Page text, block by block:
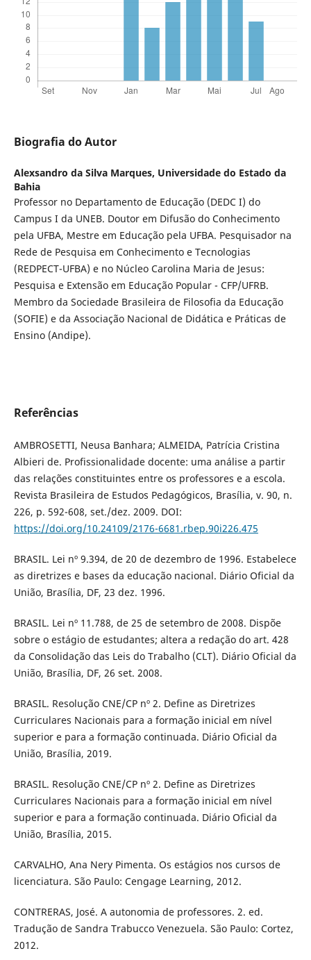
Biografia do Autor
Alexsandro da Silva Marques, Universidade do Estado da
Bahia
Professor no Departamento de Educação (DEDC I) do
Campus I da UNEB. Doutor em Difusão do Conhecimento
pela UFBA, Mestre em Educação pela UFBA. Pesquisador na
Rede de Pesquisa em Conhecimento e Tecnologias
(REDPECT-UFBA) e no Núcleo Carolina Maria de Jesus:
Pesquisa e Extensão em Educação Popular - CFP/UFRB.
Membro da Sociedade Brasileira de Filosofia da Educação
(SOFIE) e da Associação Nacional de Didática e Práticas de
Ensino (Andipe).
Referências
AMBROSETTI, Neusa Banhara; ALMEIDA, Patrícia Cristina
Albieri de. Profissionalidade docente: uma análise a partir
das relações constituintes entre os professores e a escola.
Revista Brasileira de Estudos Pedagógicos, Brasília, v. 90, n.
226, p. 592-608, set./dez. 2009. DOI:
https://doi.org/10.24109/2176-6681.rbep.90i226.475
BRASIL. Lei nº 9.394, de 20 de dezembro de 1996. Estabelece
as diretrizes e bases da educação nacional. Diário Oficial da
União, Brasília, DF, 23 dez. 1996.
BRASIL. Lei nº 11.788, de 25 de setembro de 2008. Dispõe
sobre o estágio de estudantes; altera a redação do art. 428
da Consolidação das Leis do Trabalho (CLT). Diário Oficial da
União, Brasília, DF, 26 set. 2008.
BRASIL. Resolução CNE/CP nº 2. Define as Diretrizes
Curriculares Nacionais para a formação inicial em nível
superior e para a formação continuada. Diário Oficial da
União, Brasília, 2019.
BRASIL. Resolução CNE/CP nº 2. Define as Diretrizes
Curriculares Nacionais para a formação inicial em nível
superior e para a formação continuada. Diário Oficial da
União, Brasília, 2015.
CARVALHO, Ana Nery Pimenta. Os estágios nos cursos de
licenciatura. São Paulo: Cengage Learning, 2012.
CONTRERAS, José. A autonomia de professores. 2. ed.
Tradução de Sandra Trabucco Venezuela. São Paulo: Cortez,
2012.